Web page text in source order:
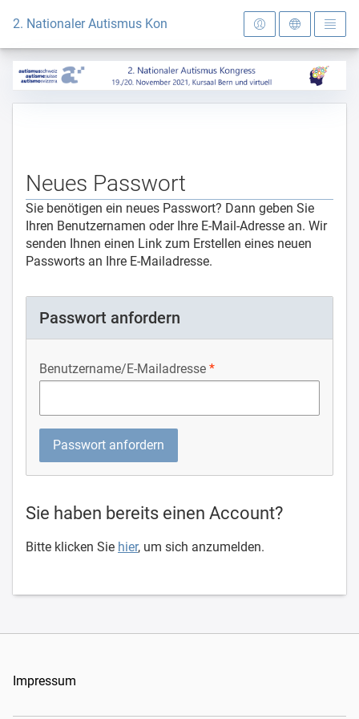
Zur Startseite
2. Nationaler Autismus Kongress
Neues Passwort
Sie benötigen ein neues Passwort? Dann geben Sie
Ihren Benutzernamen oder Ihre E-Mail-Adresse an. Wir
senden Ihnen einen Link zum Erstellen eines neuen
Passworts an Ihre E-Mailadresse.
Passwort anfordern
Benutzername/E-Mailadresse
Sie haben bereits einen Account?
Bitte klicken Sie hier, um sich anzumelden.
Impressum